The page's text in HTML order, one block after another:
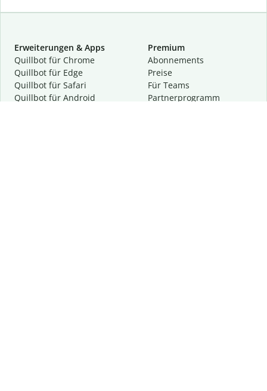
Erweiterungen & Apps
Quillbot für Chrome
Quillbot für Edge
Quillbot für Safari
Quillbot für Android
Premium
Abon­ne­ments
Preise
Für Teams
Partnerprogramm